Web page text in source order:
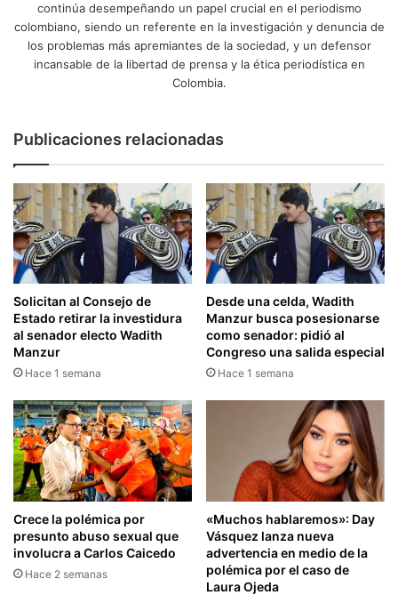
continúa desempeñando un papel crucial en el periodismo
colombiano, siendo un referente en la investigación y denuncia de
los problemas más apremiantes de la sociedad, y un defensor
incansable de la libertad de prensa y la ética periodística en
Colombia.
Publicaciones relacionadas
Solicitan al Consejo de
Estado retirar la investidura
al senador electo Wadith
Manzur
Hace 1 semana
Desde una celda, Wadith
Manzur busca posesionarse
como senador: pidió al
Congreso una salida especial
Hace 1 semana
Crece la polémica por
presunto abuso sexual que
involucra a Carlos Caicedo
Hace 2 semanas
«Muchos hablaremos»: Day
Vásquez lanza nueva
advertencia en medio de la
polémica por el caso de
Laura Ojeda